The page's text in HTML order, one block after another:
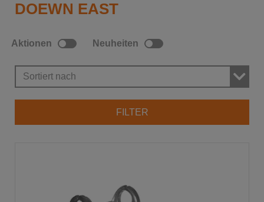
DOEWN EAST
FILTER
Sortiert nach
Aktionen Neuheiten